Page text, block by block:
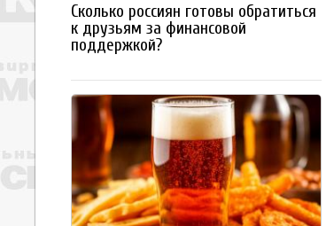
Сколько россиян готовы обратиться
к друзьям за финансовой
поддержкой?